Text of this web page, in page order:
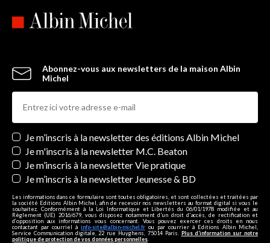
Abonnez-vous aux newsletters de la maison Albin
Michel
Newsletters
Je m’inscris à la newsletter des éditions Albin Michel
Je m'inscris à la newsletter M.C. Beaton
Je m’inscris à la newsletter Vie pratique
Je m’inscris à la newsletter Jeunesse & BD
Les informations dans ce formulaire sont toutes obligatoires, et sont collectées et traitées par
la société Editions Albin Michel, afin de recevoir nos newsletters au format digital si vous le
souhaitez. Conformément à la Loi Informatique et Libertés du 06/01/1978 modifiée et au
Règlement (UE) 2016/679, vous disposez notamment d'un droit d'accès, de rectification et
d’opposition aux informations vous concernant. Vous pouvez exercer ces droits en nous
contactant par courriel à info-site@albin-michel.fr ou par courrier à Editions Albin Michel,
Service Communication digitale, 22 rue Huyghens, 75014 Paris. Plus d’information sur notre
politique de protection de vos données personnelles